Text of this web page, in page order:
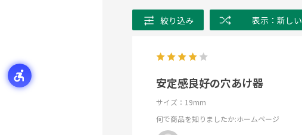
絞り込み 表示：新し
安定感良好の穴あけ器
サイズ：19mm
何で商品を知りましたか:ホームページ